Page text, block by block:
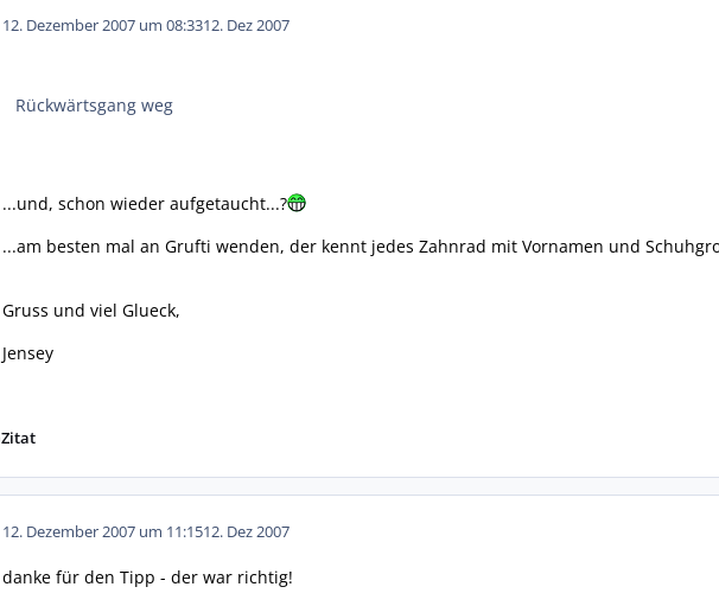
12. Dezember 2007 um 08:3312. Dez 2007
Rückwärtsgang weg
...und, schon wieder aufgetaucht...?
...am besten mal an Grufti wenden, der kennt jedes Zahnrad mit Vornamen und
Gruss und viel Glueck,
Jensey
Zitat
12. Dezember 2007 um 11:1512. Dez 2007
danke für den Tipp - der war richtig!